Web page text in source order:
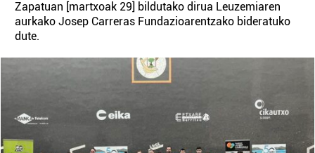
Zapatuan [martxoak 29] bildutako dirua Leuzemiaren
aurkako Josep Carreras Fundazioarentzako bideratuko
dute.